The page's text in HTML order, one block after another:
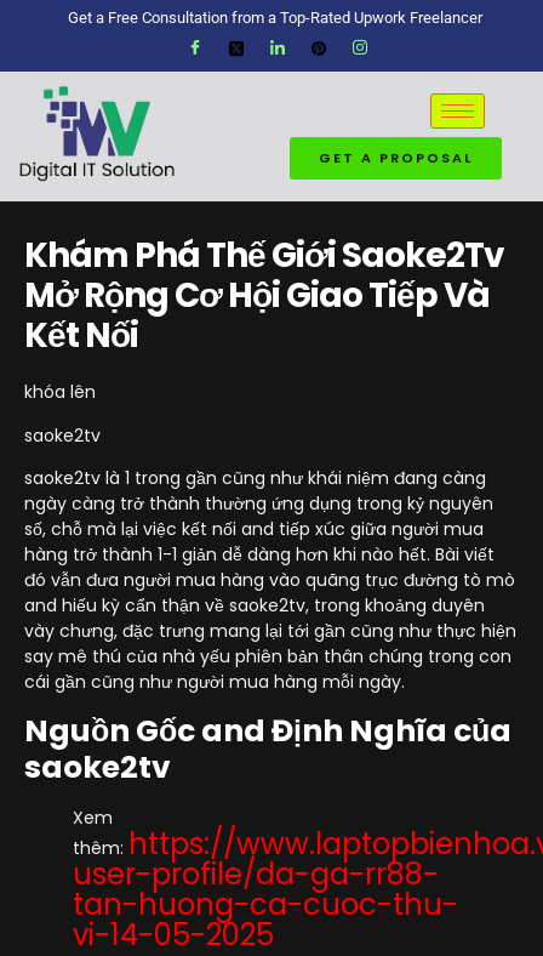
Get a Free Consultation from a Top-Rated Upwork Freelancer
GET A PROPOSAL
Khám Phá Thế Giới Saoke2Tv
Mở Rộng Cơ Hội Giao Tiếp Và
Kết Nối
khóa lên
saoke2tv
saoke2tv là 1 trong gần cũng như khái niệm đang càng
ngày càng trở thành thường ứng dụng trong kỷ nguyên
số, chỗ mà lại việc kết nối and tiếp xúc giữa người mua
hàng trở thành 1-1 giản dễ dàng hơn khi nào hết. Bài viết
đó vẫn đưa người mua hàng vào quãng trục đường tò mò
and hiếu kỳ cẩn thận về saoke2tv, trong khoảng duyên
vày chưng, đặc trưng mang lại tới gần cũng như thực hiện
say mê thú của nhà yếu phiên bản thân chúng trong con
cái gần cũng như người mua hàng mỗi ngày.
Nguồn Gốc and Định Nghĩa của
saoke2tv
Xem
thêm: https://
user-profile/da-ga-rr88-
tan-huong-ca-cuoc-thu-
vi-14-05-2025